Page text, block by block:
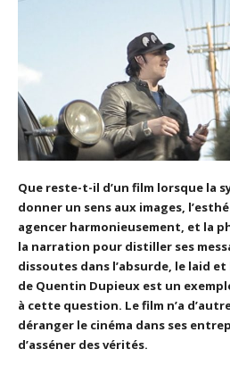
Que reste-t-il d’un film lorsque la
donner un sens aux images,
agencer harmonieusement, et la
la narration pour distiller ses
dissoutes dans l’absurde, le laid
de Quentin Dupieux est un
à cette question. Le film n’a
déranger le cinéma dans ses
d’asséner des vérités.